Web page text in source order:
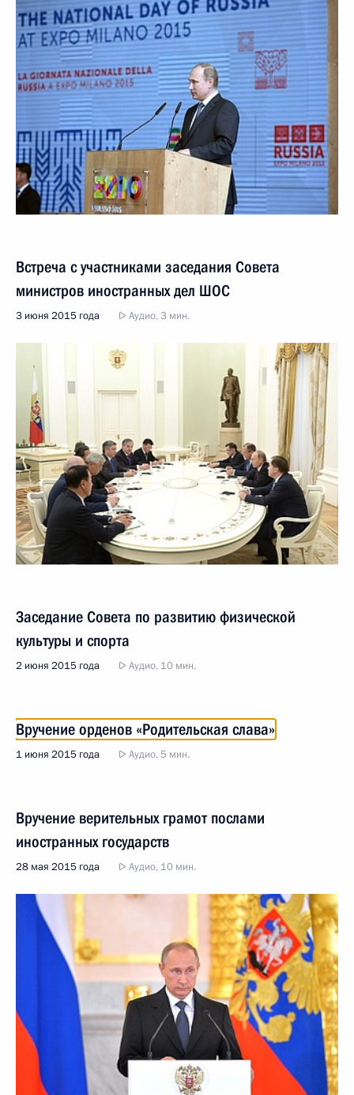
Встреча с участниками заседания Совета
министров иностранных дел ШОС
3 июня 2015 года Аудио, 3 мин.
Заседание Совета по развитию физической
культуры и спорта
2 июня 2015 года Аудио, 10 мин.
Вручение орденов «Родительская слава»
1 июня 2015 года Аудио, 5 мин.
Вручение верительных грамот послами
иностранных государств
28 мая 2015 года Аудио, 10 мин.